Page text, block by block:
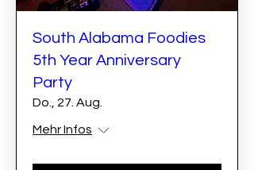
South Alabama Foodies
5th Year Anniversary
Party
Do., 27. Aug.
Mehr Infos